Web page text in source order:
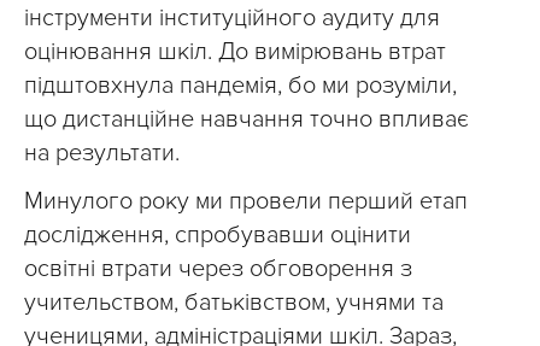
інструменти інституційного аудиту для
оцінювання шкіл. До вимірювань втрат
підштовхнула пандемія, бо ми розуміли,
що дистанційне навчання точно впливає
на результати.
Минулого року ми провели перший етап
дослідження, спробувавши оцінити
освітні втрати через обговорення з
учительством, батьківством, учнями та
ученицями, адміністраціями шкіл. Зараз,